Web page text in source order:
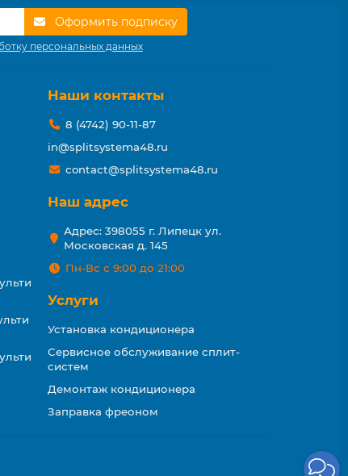
Оформить подписку
персональных данных
Наши контакты
8 (4742) 90-11-87
in@splitsystema48.ru
contact@splitsystema48.ru
Наш адрес
Адрес: 398055 г. Липецк ул.
Московская д. 145
Пн-Вс с 9:00 до 21:00
Услуги
Установка кондиционера
Сервисное обслуживание сплит-
систем
Демонтаж кондиционера
Заправка фреоном